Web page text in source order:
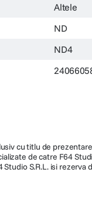
Altele
ND
ND4
cu titlu de
de catre F64
S.R.L. isi rezerva